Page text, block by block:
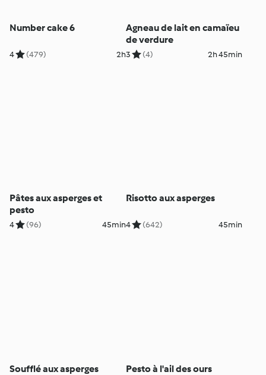
Number cake 6
4 (479) 2h
Agneau de lait en camaïeu
de verdure
3 (4) 2h 45min
Pâtes aux asperges et
pesto
4 (96) 45min
Risotto aux asperges
4 (642) 45min
Soufflé aux asperges Pesto à l'ail des ours